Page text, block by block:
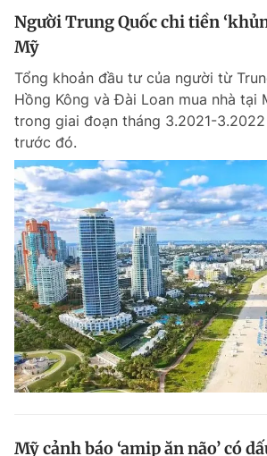
Người Trung Quốc chi tiền
Mỹ
Tổng khoản đầu tư của người từ
Hồng Kông và Đài Loan mua nhà tại
trong giai đoạn tháng 3.2021-
trước đó.
Mỹ cảnh báo ‘amip ăn não’ có